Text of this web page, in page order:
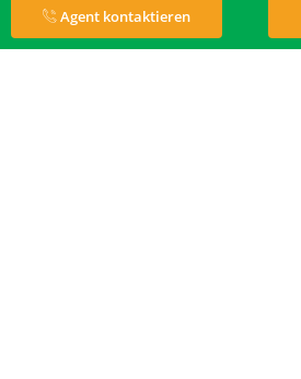
Agent kontaktieren